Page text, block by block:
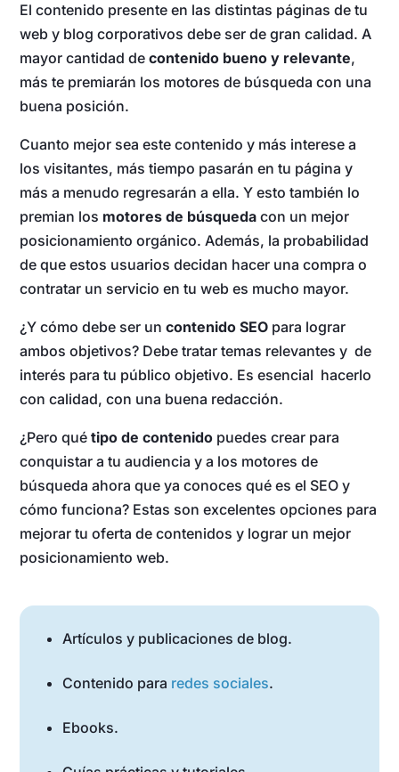
El contenido presente en las distintas páginas de tu
web y blog corporativos debe ser de gran calidad. A
mayor cantidad decontenido bueno y relevante,
más te premiarán los motores de búsqueda con una
buena posición.
Cuanto mejor sea este contenido y más interese a
los visitantes, más tiempo pasarán en tu página y
más a menudo regresarán a ella. Y esto también lo
premian los motores de búsqueda con un mejor
posicionamiento orgánico. Además, la probabilidad
de que estos usuarios decidan hacer una compra o
contratar un servicio en tu web es mucho mayor.
¿Y cómo debe ser uncontenido SEO para lograr
ambos objetivos? Debe tratar temas relevantes y de
interés para tu público objetivo. Es esencial hacerlo
con calidad, con una buena redacción.
¿Pero quétipo de contenido puedes crear para
conquistar a tu audiencia y a los motores de
búsqueda ahora que ya conoces qué es el SEO y
cómo funciona? Estas son excelentes opciones para
mejorar tu oferta de contenidos y lograr un mejor
posicionamiento web.
Artículos y publicaciones de blog.
Contenido para redes sociales.
Ebooks.